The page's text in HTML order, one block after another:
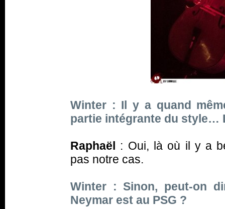
Winter : Il y a quand
partie intégrante du style…
Raphaël : Oui, là où il y a
pas notre cas.
Winter : Sinon, peut-on
Neymar est au PSG ?